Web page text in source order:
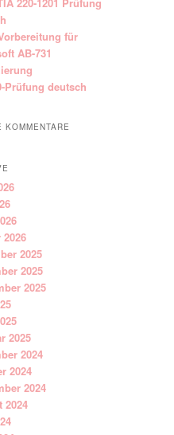
für
AB-731
Prüfung deutsch
KOMMENTARE
2025
2025
2025
2025
2024
2024
2024
2024